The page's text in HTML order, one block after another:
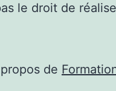
le droit de
de